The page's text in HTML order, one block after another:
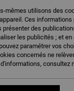
mêmes utilisons des
Ces
présenter des
les publicités ; et
paramétrer vos
concernés ne
consultez